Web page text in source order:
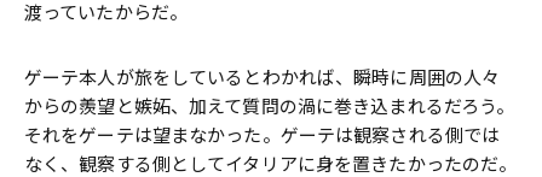
渡っていたからだ。
ゲーテ本人が旅をしているとわかれば、瞬時に周囲の人々
からの羨望と嫉妬、加えて質問の渦に巻き込まれるだろう。
それをゲーテは望まなかった。ゲーテは観察される側では
なく、観察する側としてイタリアに身を置きたかったのだ。